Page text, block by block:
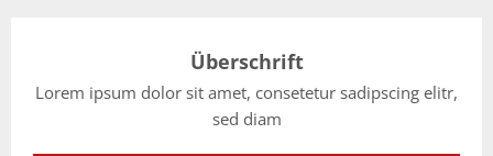
Überschrift
Lorem ipsum dolor sit amet, consetetur sadipscing elitr,
sed diam